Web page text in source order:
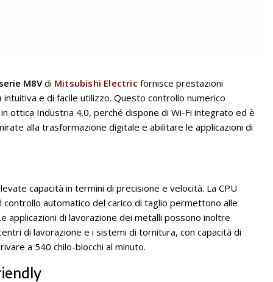
M8Vdi Mitsubishi Electric fornisce prestazioni
intuitiva e di facile utilizzo. Questo controllo numerico
ottica Industria 4.0, perché dispone di Wi-Fi integrato ed è
alla trasformazione digitale e abilitare le applicazioni di
capacità in termini di precisione e velocità. La CPU
controllo automatico del carico di taglio permettono alle
applicazioni di lavorazione dei metalli possono inoltre
di lavorazione e i sistemi di tornitura, con capacità di
a 540 chilo-blocchi al minuto.